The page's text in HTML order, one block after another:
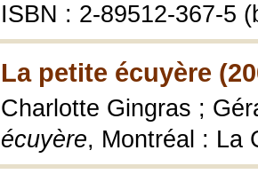
ISBN : 2-89512-367-5
La petite écuyère
Charlotte Gingras ;
écuyère, Montréal : La